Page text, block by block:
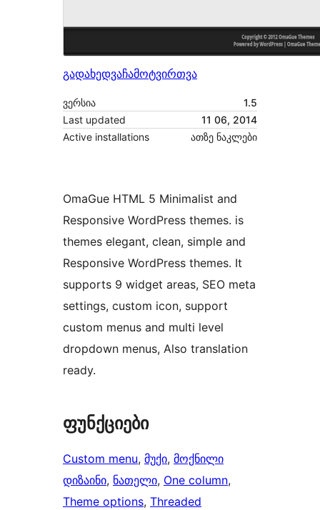
გადახედვაჩამოტვირთვა
ვერსია
1.5
Last updated
11 06, 2014
Active installations
ათზე ნაკლები
OmaGue HTML 5 Minimalist and
Responsive WordPress themes. is
themes elegant, clean, simple and
Responsive WordPress themes. It
supports 9 widget areas, SEO meta
settings, custom icon, support
custom menus and multi level
dropdown menus, Also translation
ready.
ფუნქციები
Custom menu, მუქი, მოქნილი
დიზაინი, ნათელი, One column
Theme options, Threaded